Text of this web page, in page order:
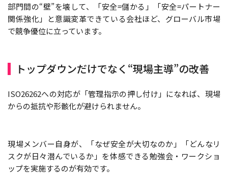
部門間の“壁”を壊して、「安全=儲かる」「安全=パートナー
関係強化」と意識変革できている会社ほど、グローバル市場
で競争優位に立っています。
トップダウンだけでなく“現場主導”の改善
ISO26262への対応が「管理指示の押し付け」になれば、現場
からの抵抗や形骸化が避けられません。
現場メンバー自身が、「なぜ安全が大切なのか」「どんなリ
スクが日々潜んでいるか」を体感できる勉強会・ワークショ
ップを実施するのが有効です。